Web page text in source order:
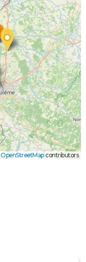
OpenStreetMapcontributors